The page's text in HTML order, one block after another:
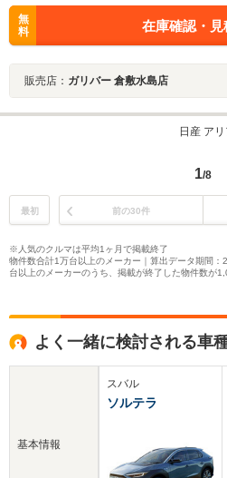
無
料
在庫確認・見
販売店： ガリバー 倉敷水島店
日産 ア
1/8
最初 前の30件
※人気のクルマは平均1ヶ月で掲載終了
物件数合計1万台以上のメーカー｜算出データ期間
台以上のメーカーのうち、掲載が終了した物件数が
よく一緒に検討される車
基本情報
スバル
ソルテラ